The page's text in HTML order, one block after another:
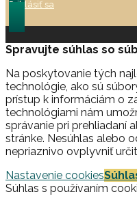
Prihlásiť sa
Spravujte súhlas so
Na poskytovanie tých
technológie, ako sú
prístup k informáciám o
technológiami nám
správanie pri prehliadaní
stránke. Nesúhlas alebo
nepriaznivo ovplyvniť
Nastavenie cookies
Súhlas s používaním